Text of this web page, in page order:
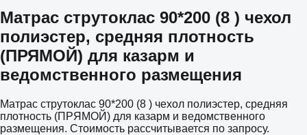
Матрас струтоклас 90*200 (8 ) чехол
полиэстер, средняя плотность
(ПРЯМОЙ) для казарм и
ведомственного размещения
Матрас струтоклас 90*200 (8 ) чехол полиэстер, средняя
плотность (ПРЯМОЙ) для казарм и ведомственного
размещения. Стоимость рассчитывается по запросу.